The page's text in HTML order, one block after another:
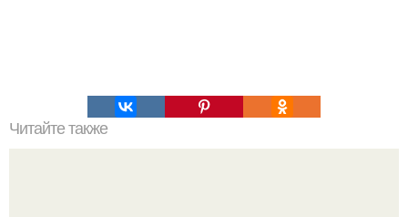
Читайте также